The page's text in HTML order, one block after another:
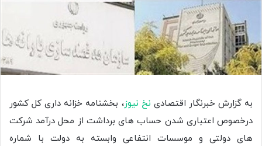
به گزارش خبرنگار اقتصادی نخ نیوز،‌ بخشنامه خزانه داری کل کشور
درخصوص اعتباری شدن حساب های برداشت از محل درآمد شرکت
های دولتی و موسسات انتفاعی وابسته به دولت با شماره